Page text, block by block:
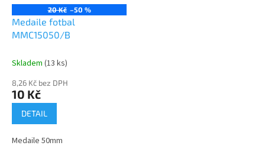
20 Kč –50 %
Medaile fotbal
MMC15050/B
Skladem (13 ks)
8,26 Kč bez DPH
10 Kč
DETAIL
Medaile 50mm